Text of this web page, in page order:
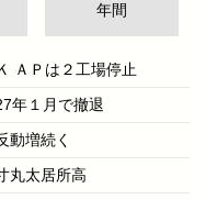
年間
ＡＰは２工場停止
年１月で撤退
増続く
丸太居所高